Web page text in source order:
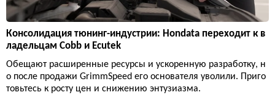
Консолидация тюнинг-индустрии: Hondata переходит к в
ладельцам Cobb и Ecutek
Обещают расширенные ресурсы и ускоренную разработку, н
о после продажи GrimmSpeed его основателя уволили. Приго
товьтесь к росту цен и снижению энтузиазма.